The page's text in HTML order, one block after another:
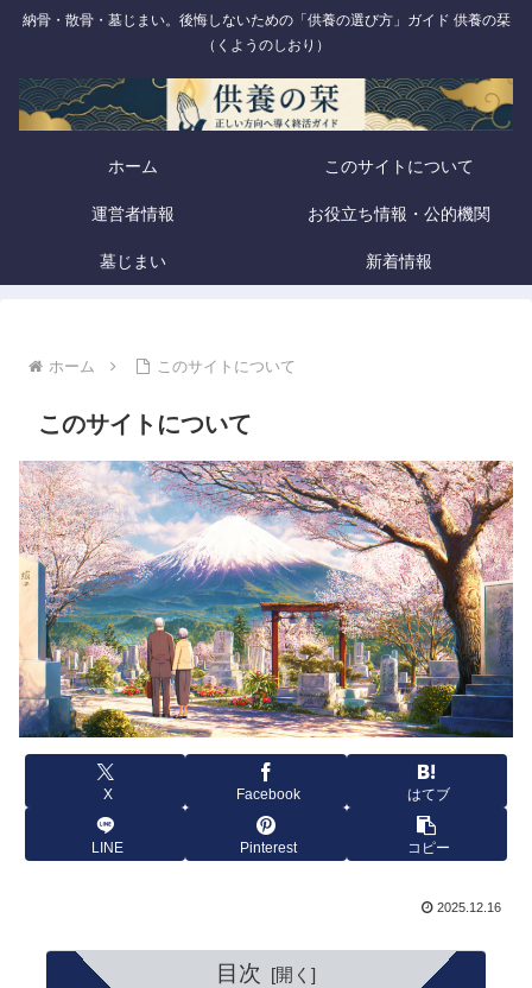
納骨・散骨・墓じまい。後悔しないための「供養の選び方」ガイド 供養の栞
（くようのしおり）
ホーム このサイトについて
運営者情報 お役立ち情報・公的機関
墓じまい 新着情報
ホーム このサイトについて
このサイトについて
X Facebook はてブ
LINE Pinterest コピー
2025.12.16
目次